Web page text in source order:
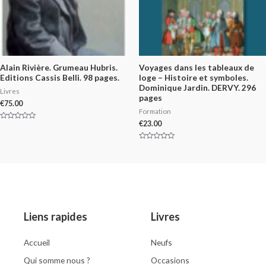
Alain Rivière. Grumeau Hubris.
Editions Cassis Belli. 98 pages.
Livres
€75.00
Voyages dans les tableaux de
loge – Histoire et symboles.
Dominique Jardin. DERVY. 296
pages
Formation
€23.00
Liens rapides
Accueil
Qui somme nous ?
Livres
Neufs
Occasions